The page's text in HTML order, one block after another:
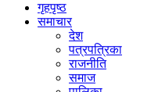
गृहपृष्ठ
समाचार
देश
पत्रपत्रिका
राजनीति
समाज